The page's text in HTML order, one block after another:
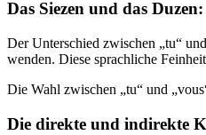
Das Siezen und das
Der Unterschied zwischen „tu“
wenden. Diese sprachliche
Die Wahl zwischen „tu“ und
Die direkte und indirekte